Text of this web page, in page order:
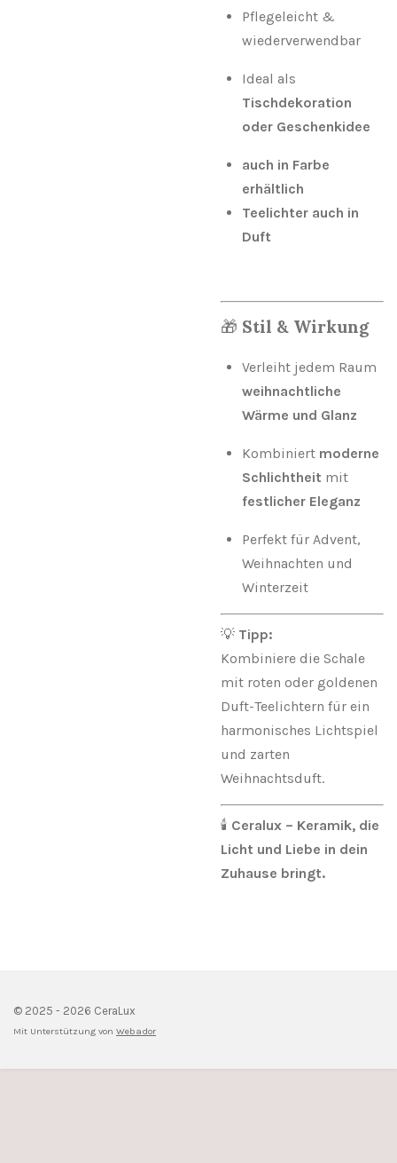
Pflegeleicht &
wiederverwendbar
Ideal als
Tischdekoration
oder Geschenkidee
auch in Farbe
erhältlich
Teelichter auch in
Duft
🎁 Stil & Wirkung
Verleiht jedem Raum
weihnachtliche
Wärme und Glanz
Kombiniert moderne
Schlichtheit mit
festlicher Eleganz
Perfekt für Advent,
Weihnachten und
Winterzeit
💡 Tipp:
Kombiniere die Schale
mit roten oder goldenen
Duft-Teelichtern für ein
harmonisches Lichtspiel
und zarten
Weihnachtsduft.
🕯️ Ceralux – Keramik, die
Licht und Liebe in dein
Zuhause bringt.
© 2025 - 2026 CeraLux
Mit Unterstützung von Webador